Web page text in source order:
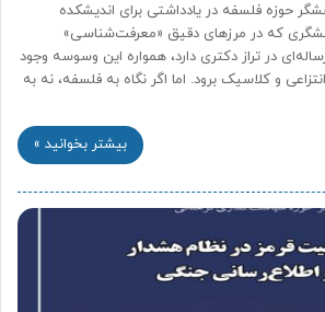
حوزه فلسفه در یادداشتی برای اندیشکده
که در مرزهای دقیق «معرفت‌شناسی»
در تراز دکتری دارد، همواره این وسوسه وجود
و کلاسیک برود. اما اگر نگاه به فلسفه، نه به
بیشتر بخوانید »